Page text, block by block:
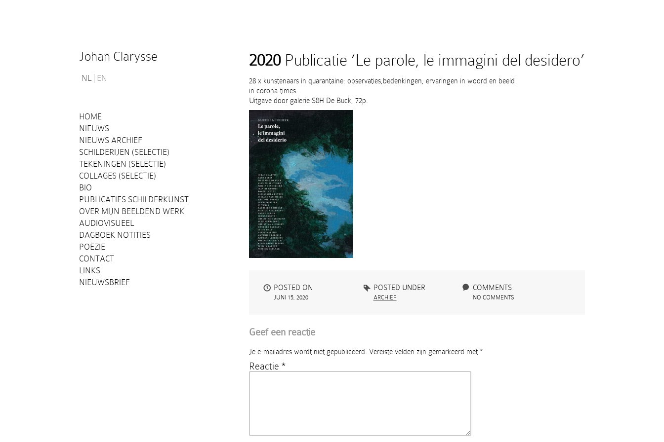
Johan Clarysse
NL EN
HOME
NIEUWS
NIEUWS ARCHIEF
SCHILDERIJEN (SELECTIE)
TEKENINGEN (SELECTIE)
COLLAGES (SELECTIE)
BIO
PUBLICATIES SCHILDERKUNST
OVER MIJN BEELDEND WERK
AUDIOVISUEEL
DAGBOEK NOTITIES
POËZIE
CONTACT
LINKS
NIEUWSBRIEF
2020Publicatie ‘Le parole, le immagini del desidero’
28 x kunstenaars in quarantaine: observaties,bedenkingen, ervaringen in woord en beeld
in corona-times.
Uitgave door galerie S&H De Buck, 72p.
POSTED ON
JUNI 15, 2020
POSTED UNDER
ARCHIEF
COMMENTS
NO COMMENTS
Geef een reactie
Je e-mailadres wordt niet gepubliceerd. Vereiste velden zijn gemarkeerd met *
Reactie *